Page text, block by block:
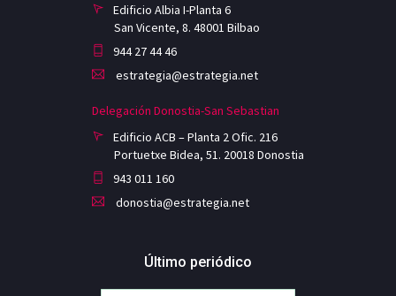
Edificio Albia I-Planta 6
San Vicente, 8. 48001 Bilbao
944 27 44 46
estrategia@estrategia.net
Delegación Donostia-San Sebastian
Edificio ACB – Planta 2 Ofic. 216
Portuetxe Bidea, 51. 20018 Donostia
943 011 160
donostia@estrategia.net
Último periódico